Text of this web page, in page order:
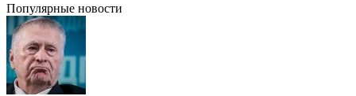
Популярные новости